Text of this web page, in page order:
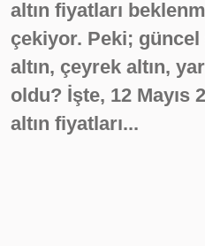
altın fiyatları
çekiyor. Peki; güncel
altın, çeyrek altın,
oldu? İşte, 12 Mayıs
altın fiyatları...